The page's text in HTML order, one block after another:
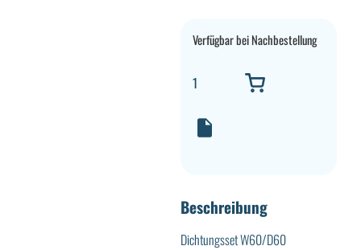
Verfügbar bei Nachbestellung
Beschreibung
Dichtungsset W60/D60